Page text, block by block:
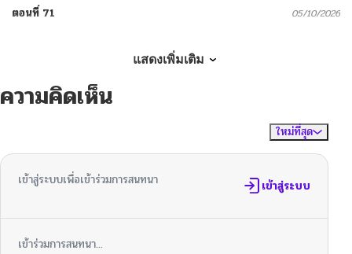
ตอนที่ 71 05/10/2026
ตอนที่ 70
05/10/2026
ตอนที่ 68 05/10/2026
แสดงเพิ่มเติม
ความคิดเห็น
ใหม่ที่สุด
เข้าสู่ระบบเพื่อเข้าร่วมการสนทนา เข้าสู่ระบบ
เข้าร่วมการสนทนา...